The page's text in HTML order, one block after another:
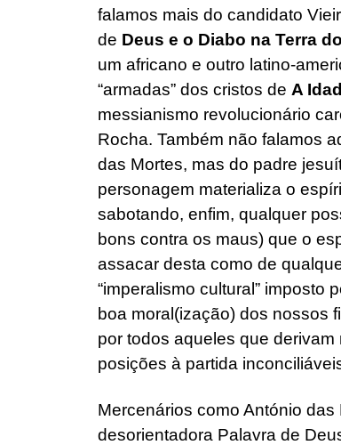
falamos mais do candidato
de Deus e o Diabo na Terra
um africano e outro latino-
“armadas” dos cristos de A
messianismo revolucionário
Rocha. Também não falamos
das Mortes, mas do padre
personagem materializa o
sabotando, enfim, qualquer
bons contra os maus) que o
assacar desta como de
“imperalismo cultural” imposto
boa moral(ização) dos nossos
por todos aqueles que
posições à partida
Mercenários como António das
desorientadora Palavra de